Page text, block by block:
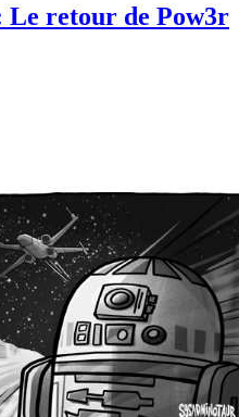
Le retour de Pow3r